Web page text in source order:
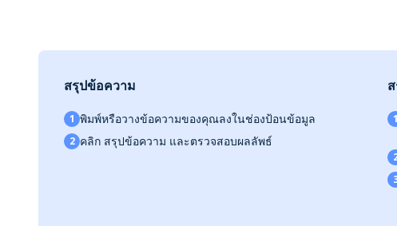
สรุปข้อความ
1 พิมพ์หรือวางข้อความของคุณลงในช่องป้อนข้อมูล
2 คลิก สรุปข้อความ และตรวจสอบผลลัพธ์
1